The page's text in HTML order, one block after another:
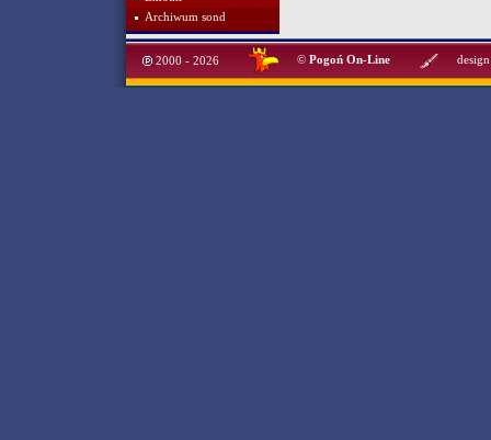
Archiwum sond
2000 - 2026 © Pogoń On-Line